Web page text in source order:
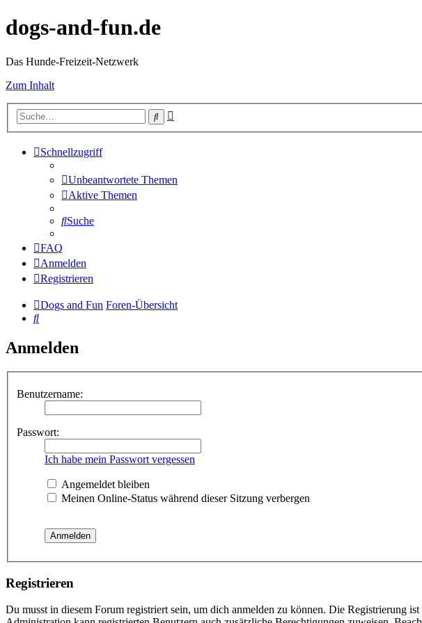
dogs-and-fun.de
Das Hunde-Freizeit-Netzwerk
Zum Inhalt
Suche
Schnellzugriff
Unbeantwortete Themen
Aktive Themen
Suche
FAQ
Anmelden
Registrieren
Dogs and Fun Foren-Übersicht
Suche
Anmelden
Benutzername:
Passwort:
Ich habe mein Passwort vergessen
Angemeldet bleiben
Meinen Online-Status während dieser Sitzung verbergen
Registrieren
Du musst in diesem Forum registriert sein, um dich anmelden zu können. Die